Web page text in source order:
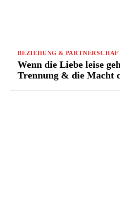
BEZIEHUNG &
Wenn die Liebe leise
Trennung & die Macht